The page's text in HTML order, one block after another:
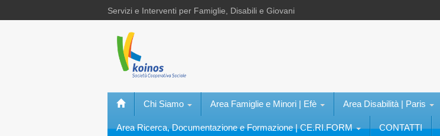
Servizi e Interventi per Famiglie, Disabili e Giovani
Chi Siamo Area Famiglie e Minori | Efè Area Disabilità | Paris
Area Ricerca, Documentazione e Formazione | CE.RI.FORM CONTATTI